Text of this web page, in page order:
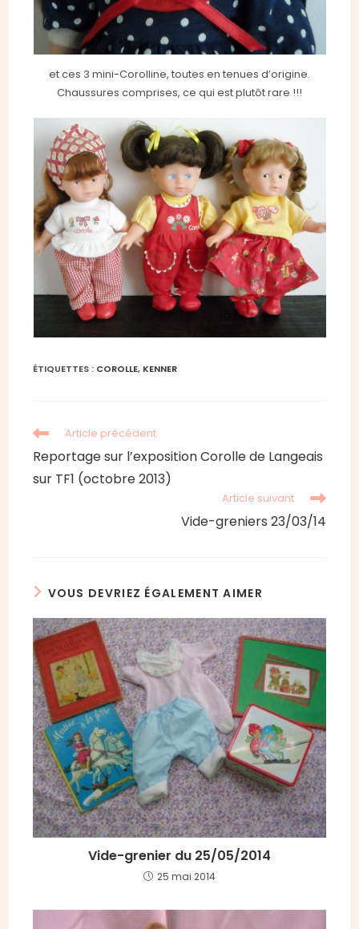
et ces 3 mini-Corolline, toutes en tenues d’origine.
Chaussures comprises, ce qui est plutôt rare !!!
ÉTIQUETTES : COROLLE, KENNER
Read
articles
Article précédent
Reportage sur l’exposition Corolle de Langeais
sur TF1 (octobre 2013)
Article suivant
Vide-greniers 23/03/14
VOUS DEVRIEZ ÉGALEMENT AIMER
Vide-grenier du 25/05/2014
25 mai 2014